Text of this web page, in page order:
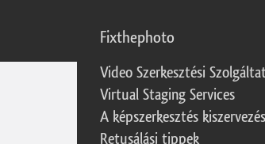
Fixthephoto
Video Szerkesztési
Virtual Staging Services
A képszerkesztés
Retusálási tippek